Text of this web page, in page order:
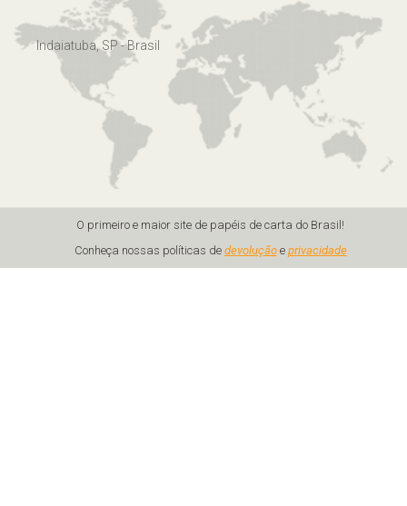
Indaiatuba, SP - Brasil
O primeiro e maior site de papéis de carta do Brasil!
Conheça nossas políticas de devoluçãoe privacidade